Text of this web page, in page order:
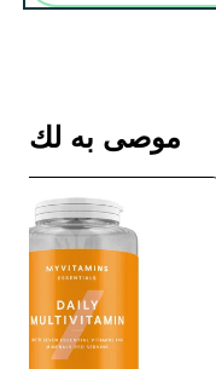
موصى به لك